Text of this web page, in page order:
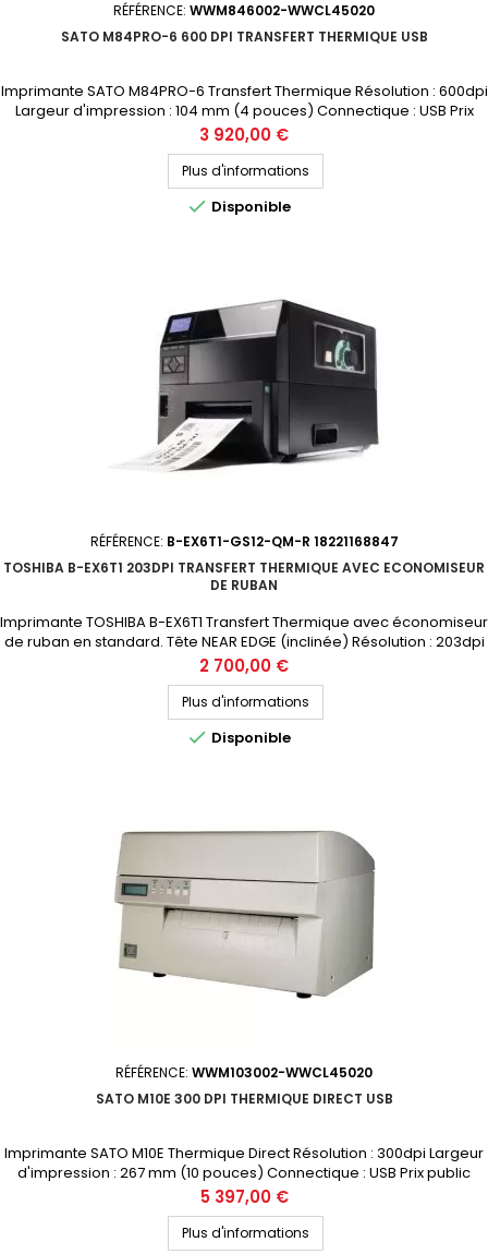
RÉFÉRENCE: WWM846002-WWCL45020
SATO M84PRO-6 600 DPI TRANSFERT THERMIQUE USB
Imprimante SATO M84PRO-6 Transfert Thermique Résolution : 600dpi
Largeur d'impression : 104 mm (4 pouces) Connectique : USB Prix
public (avant remise) : 3920€ HT Demandez votre devis
personnalisé
Prix
3 920,00 €
Plus d'informations
 Disponible
RÉFÉRENCE: B-EX6T1-GS12-QM-R 18221168847
TOSHIBA B-EX6T1 203DPI TRANSFERT THERMIQUE AVEC ECONOMISEUR
DE RUBAN
Imprimante TOSHIBA B-EX6T1 Transfert Thermique avec économiseur
de ruban en standard. Tête NEAR EDGE (inclinée) Résolution : 203dpi
Largeur d'impression : 160mm (6 pouces) Connectique :
USB, ETHERNET, Port USB Hôte Prix public (avant remise) : 2700€ HT
Demandez votre devis personnalisé
Prix
2 700,00 €
Plus d'informations
 Disponible
RÉFÉRENCE: WWM103002-WWCL45020
SATO M10E 300 DPI THERMIQUE DIRECT USB
Imprimante SATO M10E Thermique Direct Résolution : 300dpi Largeur
d'impression : 267 mm (10 pouces) Connectique : USB Prix public
(avant remise) : 5397€ HT Demandez votre devis personnalisé
Prix
5 397,00 €
Plus d'informations